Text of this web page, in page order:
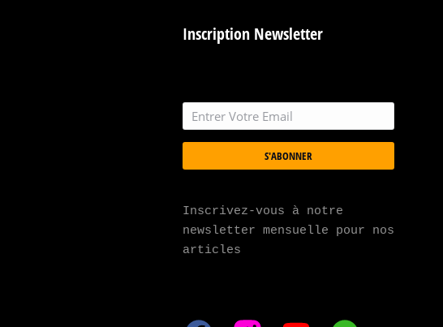
Inscription Newsletter
S'ABONNER
Inscrivez-vous à notre
newsletter mensuelle pour nos
articles